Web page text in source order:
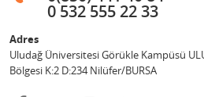
0 532 555 22 33
Adres
Uludağ Üniversitesi Görükle Kampüsü
Bölgesi K:2 D:234 Nilüfer/BURSA